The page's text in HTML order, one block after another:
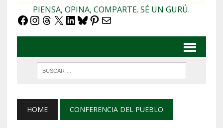
PIENSA, OPINA, COMPARTE. SÉ UN GURÚ.
Facebook
Instagram
Threads
X LinkedIn
Bluesky
Pinterest
Correo electrónico
HOME CONFERENCIA DEL PUEBLO